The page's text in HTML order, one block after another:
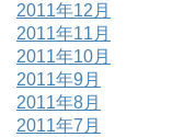
2011年12月
2011年11月
2011年10月
2011年9月
2011年8月
2011年7月